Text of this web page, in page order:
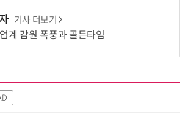
기사 더보기
계 감원 폭풍과 골든타임